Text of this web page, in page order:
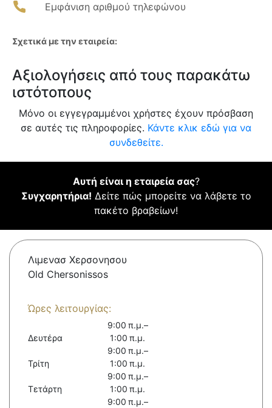
Εμφάνιση αριθμού τηλεφώνου
Σχετικά με την εταιρεία:
Αξιολογήσεις από τους παρακάτω
ιστότοπους
Μόνο οι εγγεγραμμένοι χρήστες έχουν πρόσβαση
σε αυτές τις πληροφορίες. Κάντε κλικ εδώ για να
συνδεθείτε.
Αυτή είναι η εταιρεία σας?
Συγχαρητήρια! Δείτε πώς μπορείτε να λάβετε το
πακέτο βραβείων!
Λιμενασ Χερσονησου
Old Chersonissos
Ώρες λειτουργίας:
Δευτέρα
9:00 π.μ.–
1:00 π.μ.
Τρίτη
9:00 π.μ.–
1:00 π.μ.
Τετάρτη
9:00 π.μ.–
1:00 π.μ.
9:00 π.μ.–